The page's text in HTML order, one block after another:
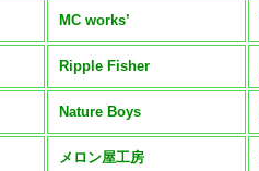
MC works’
Ripple Fisher
Nature Boys
メロン屋工房